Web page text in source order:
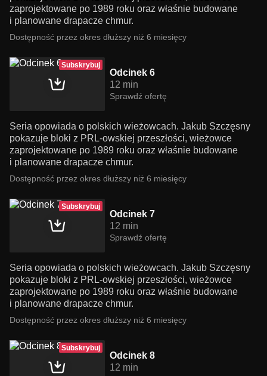
zaprojektowane po 1989 roku oraz właśnie budowane
i planowane drapacze chmur.
Dostępność przez okres dłuższy niż 6 miesięcy
Subskrybuj
Odcinek 6
12 min
Sprawdź ofertę
Seria opowiada o polskich wieżowcach. Jakub Szczęsny
pokazuje bloki z PRL-owskiej przeszłości, wieżowce
zaprojektowane po 1989 roku oraz właśnie budowane
i planowane drapacze chmur.
Dostępność przez okres dłuższy niż 6 miesięcy
Subskrybuj
Odcinek 7
12 min
Sprawdź ofertę
Seria opowiada o polskich wieżowcach. Jakub Szczęsny
pokazuje bloki z PRL-owskiej przeszłości, wieżowce
zaprojektowane po 1989 roku oraz właśnie budowane
i planowane drapacze chmur.
Dostępność przez okres dłuższy niż 6 miesięcy
Subskrybuj
Odcinek 8
12 min